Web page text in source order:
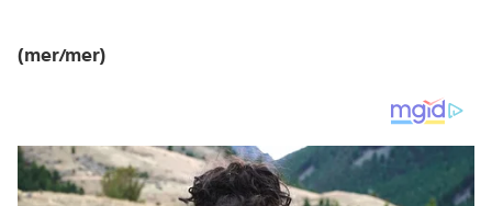
(mer/mer)